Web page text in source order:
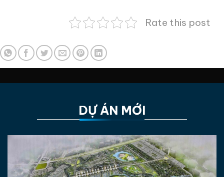
Rate this post
DỰ ÁN MỚI